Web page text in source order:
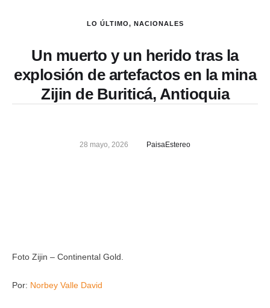
LO ÚLTIMO, NACIONALES
Un muerto y un herido tras la
explosión de artefactos en la mina
Zijin de Buriticá, Antioquia
28 mayo, 2026 PaisaEstereo
Foto Zijin – Continental Gold.
Por: Norbey Valle David